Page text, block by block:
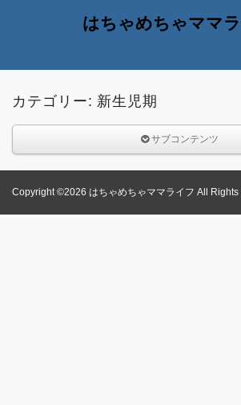
はちゃめちゃママ
カテゴリー: 新生児期
サブコンテンツ
Copyright ©2026 はちゃめちゃママライフ All